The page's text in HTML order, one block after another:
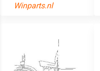
Winparts.nl